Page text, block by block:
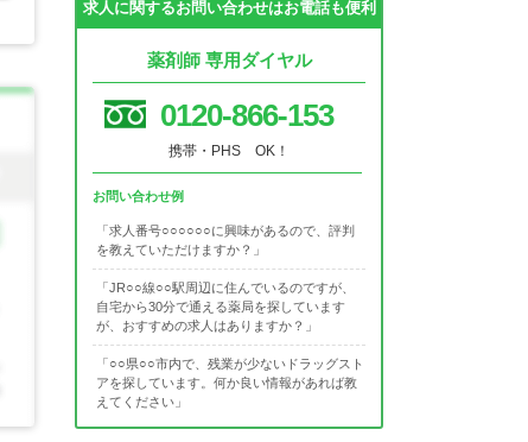
求人に関するお問い合わせはお電話も便利
薬剤師 専用ダイヤル
0120-866-153
携帯・PHS OK！
お問い合わせ例
「求人番号○○○○○○に興味があるので、評判
を教えていただけますか？」
「JR○○線○○駅周辺に住んでいるのですが、
自宅から30分で通える薬局を探しています
が、おすすめの求人はありますか？」
「○○県○○市内で、残業が少ないドラッグスト
アを探しています。何か良い情報があれば教
えてください」